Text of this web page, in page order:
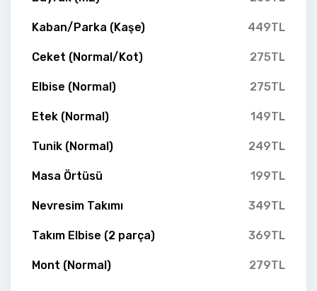
Kaban/Parka (Kaşe) 449TL
Ceket (Normal/Kot) 275TL
Elbise (Normal) 275TL
Etek (Normal) 149TL
Tunik (Normal) 249TL
Masa Örtüsü 199TL
Nevresim Takımı 349TL
Takım Elbise (2 parça) 369TL
Mont (Normal) 279TL